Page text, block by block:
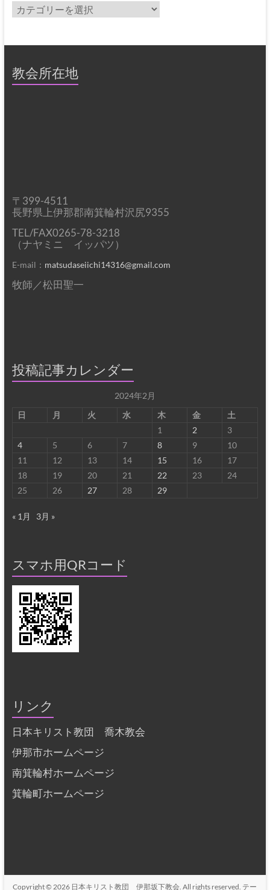
カ
テ
リ
教会所在地
〒399-4511
長野県上伊那郡南箕輪村沢尻9355
TEL/FAX0265-78-3218
（ナヤミニ イッパツ）
E-mail： matsudaseiichi14316@gmail.com
牧師／松田聖一
投稿記事カレンダー
2024年2月
日
月 火 水 木 金
土
1
2
3
4
5 6 7 8 9
10
11
12 13 14 15 16
17
18
19 20 21 22 23
24
25
26 27 28 29
« 1月 3月 »
スマホ用QRコード
リンク
日本キリスト教団 喬木教会
伊那市ホームページ
南箕輪村ホームページ
箕輪町ホームページ
Copyright © 2026 日本キリスト教団 伊那坂下教会. All rights reserved. テー